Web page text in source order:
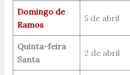
Domingo de
Ramos
5 de abril
Quinta-feira
Santa
2 de abril